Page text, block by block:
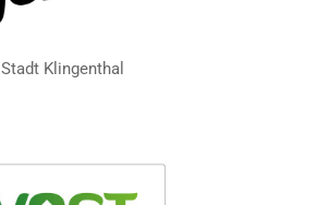
Stadt Klingenthal